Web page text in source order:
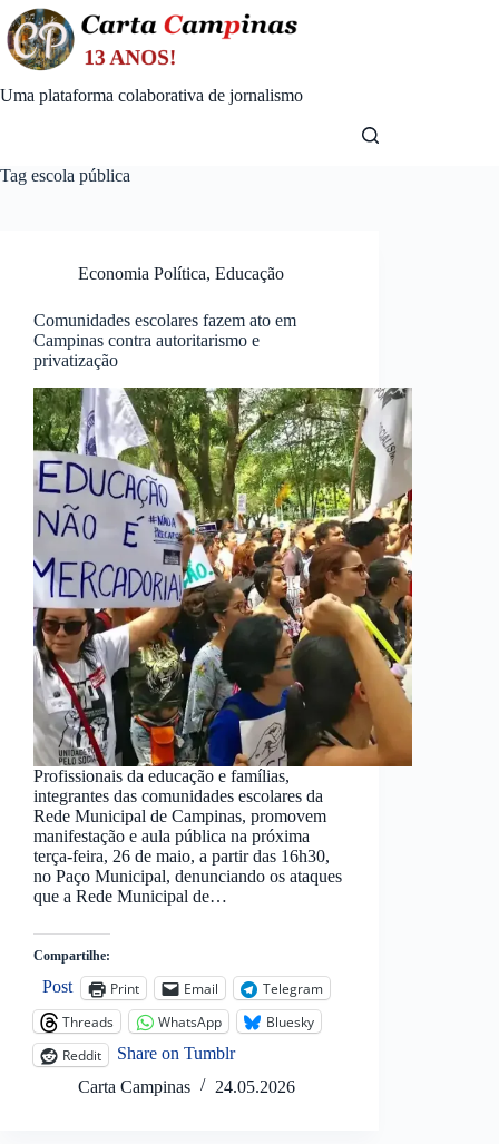
Skip
to
content
Uma plataforma colaborativa de jornalismo
Tag escola pública
Economia Política, Educação
Comunidades escolares fazem ato em
Campinas contra autoritarismo e
privatização
Profissionais da educação e famílias,
integrantes das comunidades escolares da
Rede Municipal de Campinas, promovem
manifestação e aula pública na próxima
terça-feira, 26 de maio, a partir das 16h30,
no Paço Municipal, denunciando os ataques
que a Rede Municipal de…
Compartilhe:
Post Print Email
Telegram
Threads
WhatsApp
Bluesky
Reddit
Share on Tumblr
Carta Campinas
24.05.2026